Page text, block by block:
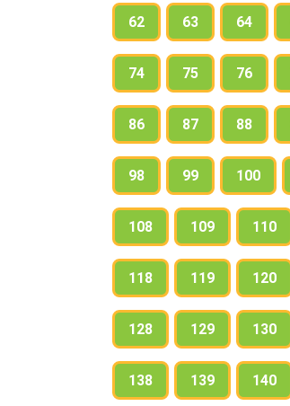
62 63 64
74 75 76
86 87 88
98 99 100
108 109 110
118 119 120
128 129 130
138 139 140